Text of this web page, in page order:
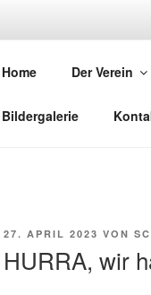
Home Der Verein
Bildergalerie
VERÖFFENTLICHT
27. APRIL 2023 VON
HURRA, wir